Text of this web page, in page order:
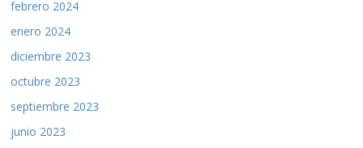
febrero 2024
enero 2024
diciembre 2023
octubre 2023
septiembre 2023
junio 2023